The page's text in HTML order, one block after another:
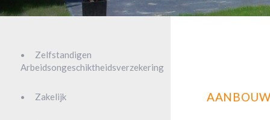
Zelfstandigen
Arbeidsongeschiktheidsverzekering
Zakelijk